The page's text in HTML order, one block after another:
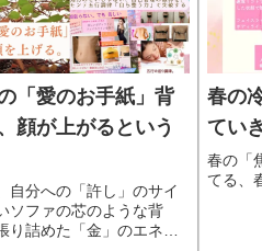
「愛のお手紙」背
顔が上がるという
自分への「許し」のサイ
ソファの芯のような背
り詰めた「金」のエネル
春の
てい
春の「
てる、